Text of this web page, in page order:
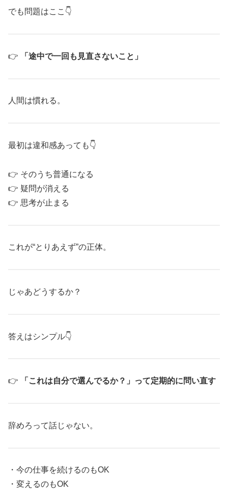
でも問題はここ👇
👉 「途中で一回も見直さないこと」
人間は慣れる。
最初は違和感あっても👇
👉 そのうち普通になる
👉 疑問が消える
👉 思考が止まる
これが“とりあえず”の正体。
じゃあどうするか？
答えはシンプル👇
👉 「これは自分で選んでるか？」って定期的に問い直す
辞めろって話じゃない。
・今の仕事を続けるのもOK
・変えるのもOK